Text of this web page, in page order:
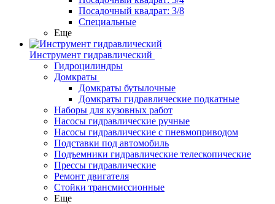
Посадочный квадрат: 3/8
Специальные
Еще
Инструмент гидравлический
Гидроцилиндры
Домкраты
Домкраты бутылочные
Домкраты гидравлические подкатные
Наборы для кузовных работ
Насосы гидравлические ручные
Насосы гидравлические с пневмоприводом
Подставки под автомобиль
Подъемники гидравлические телескопические
Прессы гидравлические
Ремонт двигателя
Стойки трансмиссионные
Еще